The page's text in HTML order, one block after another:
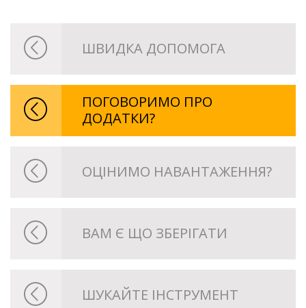
ШВИДКА ДОПОМОГА
ПОГОВОРИМО ПРО
ДОДАТКИ?
ОЦIНИМО НАВАНТАЖЕННЯ?
ВАМ Є ЩО ЗБЕРІГАТИ
ШУКАЙТЕ IНСТРУМЕНТ